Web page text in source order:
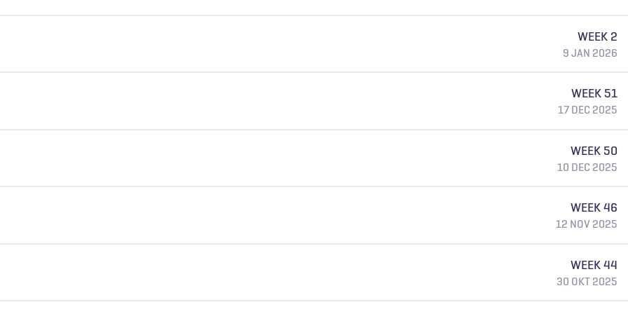
WEEK 2
9 JAN 2026
WEEK 51
17 DEC 2025
WEEK 50
10 DEC 2025
WEEK 46
12 NOV 2025
WEEK 44
30 OKT 2025